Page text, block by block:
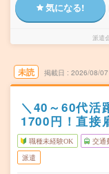
気になる!
派遣
未読 掲載日 2026/08/07
＼40～60代活
1700円！直接
職種未経験OK 交通
派遣